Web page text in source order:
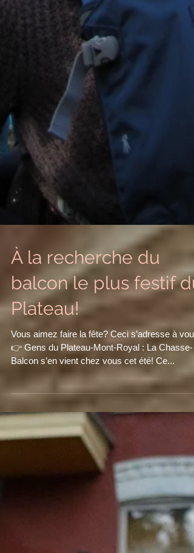
À la recherche du
balcon le plus festif du
Plateau!
Vous aimez faire la fête? Ceci s’adresse à
👉 Gens du Plateau-Mont-Royal : La Chasse-